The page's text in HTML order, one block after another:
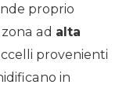
proprio
ad alta
provenienti
in